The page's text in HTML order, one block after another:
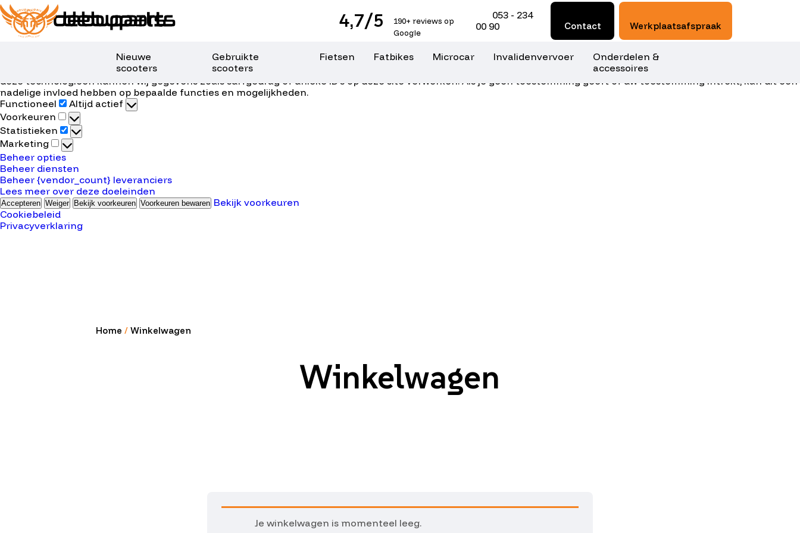
Om de beste ervaringen te bieden, gebruiken wij technologieën zoals cookies om informatie over je apparaat op te slaan en/of te raadplegen. Door in te stemmen met
deze technologieën kunnen wij gegevens zoals surfgedrag of unieke ID's op deze site verwerken. Als je geen toestemming geeft of uw toestemming intrekt, kan dit een
nadelige invloed hebben op bepaalde functies en mogelijkheden.
Functioneel
Functioneel
Altijd actief
Voorkeuren
Voorkeuren
Statistieken
Statistieken
Marketing
Marketing
Beheer opties
Beheer diensten
Beheer {vendor_count} leveranciers
Lees meer over deze doeleinden
Accepteren Weiger Bekijk voorkeuren Voorkeuren bewaren Bekijk voorkeuren
Cookiebeleid
Privacyverklaring
4,7/5
190+ reviews op
Google
053 - 234
00 90
Contact Werkplaatsafspraak
Nieuwe
scooters
Gebruikte
scooters
Fietsen Fatbikes Microcar Invalidenvervoer
Onderdelen &
accessoires
Home /Winkelwagen
Winkelwagen
Je winkelwagen is momenteel leeg.